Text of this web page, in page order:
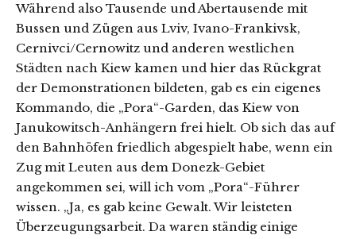
Während also Tausende und Abertausende mit
Bussen und Zügen aus Lviv, Ivano-Frankivsk,
Cernivci/Cernowitz und anderen westlichen
Städten nach Kiew kamen und hier das Rückgrat
der Demonstrationen bildeten, gab es ein eigenes
Kommando, die „Pora“-Garden, das Kiew von
Janukowitsch-Anhängern frei hielt. Ob sich das auf
den Bahnhöfen friedlich abgespielt habe, wenn ein
Zug mit Leuten aus dem Donezk-Gebiet
angekommen sei, will ich vom „Pora“-Führer
wissen. „Ja, es gab keine Gewalt. Wir leisteten
Überzeugungsarbeit. Da waren ständig einige